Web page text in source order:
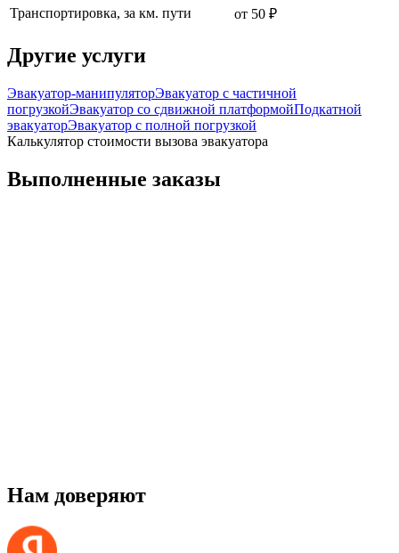
Транспортировка, за км. пути
от 50 ₽
Другие услуги
Эвакуатор-манипуляторЭвакуатор с частичной
погрузкойЭвакуатор со сдвижной платформойПодкатной
эвакуаторЭвакуатор с полной погрузкой
Калькулятор стоимости вызова эвакуатора
Выполненные заказы
Нам доверяют